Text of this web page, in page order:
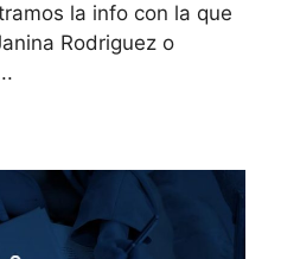
la info con la que
Rodriguez o